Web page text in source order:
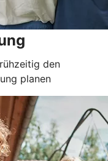
den
planen